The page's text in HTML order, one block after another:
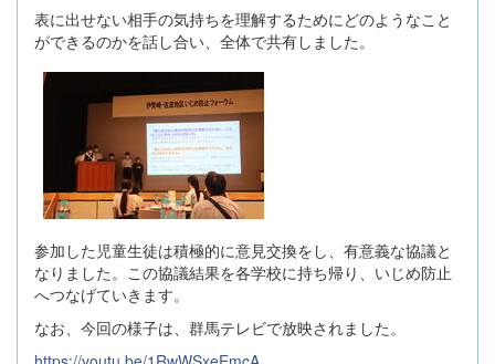
表に出せない相手の気持ちを理解するためにどのようなこと
ができるのかを話し合い、全体で共有しました。
参加した児童生徒は積極的に意見交換をし、有意義な協議と
なりました。この協議結果を各学校に持ち帰り、いじめ防止
へつなげていきます。
なお、今回の様子は、群馬テレビで放映されました。